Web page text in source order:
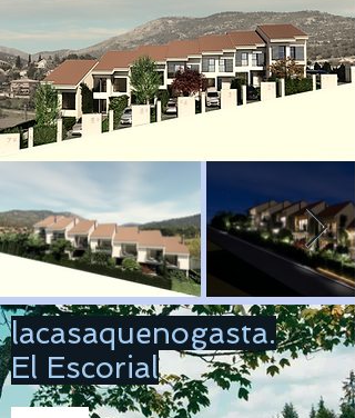
lacasaquenogasta.
El Escorial